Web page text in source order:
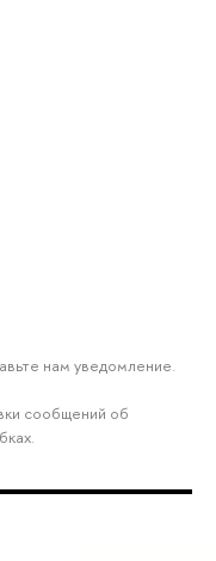
нам уведомление.
сообщений об